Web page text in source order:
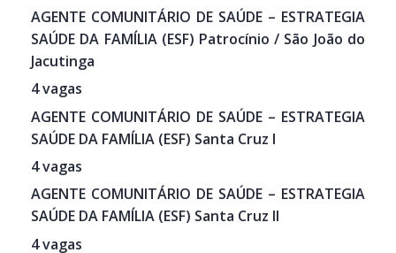
AGENTE COMUNITÁRIO DE SAÚDE – ESTRATEGIA
SAÚDE DA FAMÍLIA (ESF) Patrocínio / São João do
Jacutinga
4 vagas
AGENTE COMUNITÁRIO DE SAÚDE – ESTRATEGIA
SAÚDE DA FAMÍLIA (ESF) Santa Cruz I
4 vagas
AGENTE COMUNITÁRIO DE SAÚDE – ESTRATEGIA
SAÚDE DA FAMÍLIA (ESF) Santa Cruz II
4 vagas